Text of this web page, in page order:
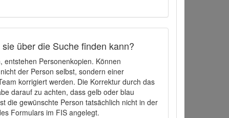
über die Suche finden kann?
Personenkopien. Können
der Person selbst, sondern einer
korrigiert werden. Die Korrektur durch das
darauf zu achten, dass gelb oder blau
die gewünschte Person tatsächlich nicht in der
Formulars im FIS angelegt.